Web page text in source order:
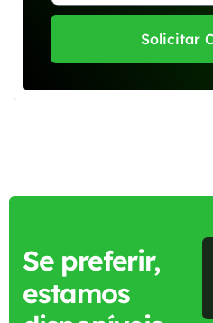
Solicitar
Se preferir,
estamos